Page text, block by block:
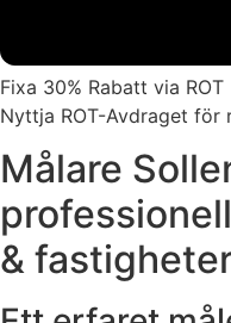
Fixa 30% Rabatt via ROT
Nyttja ROT-Avdraget för
Målare
&